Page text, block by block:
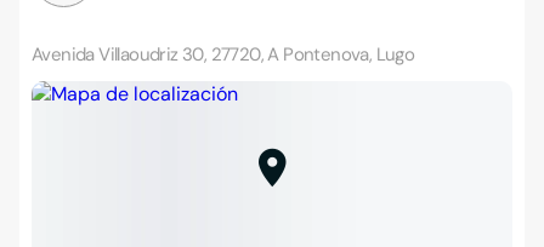
Avenida Villaoudriz 30, 27720, A Pontenova, Lugo